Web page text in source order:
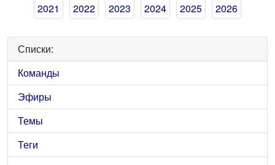
2021
2022 2023 2024 2025 2026
Списки:
Команды
Эфиры
Темы
Теги